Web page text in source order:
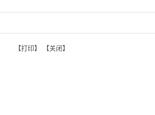
【打印】 【关闭 】